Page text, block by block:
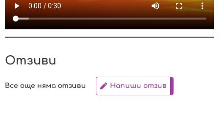
Отзиви
Все още няма отзиви Напиши отзив